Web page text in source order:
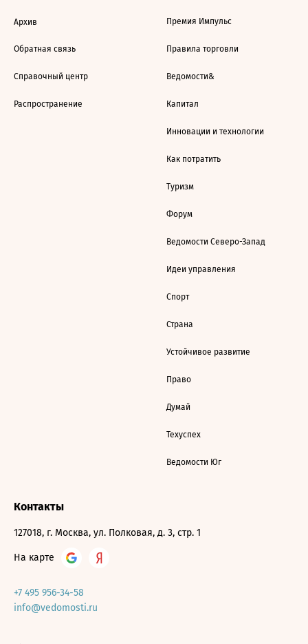
Архив
Обратная связь
Справочный центр
Распространение
Премия Импульс
Правила торговли
Ведомости&
Капитал
Инновации и технологии
Как потратить
Туризм
Форум
Ведомости Северо-Запад
Идеи управления
Спорт
Страна
Устойчивое развитие
Право
Думай
Техуспех
Ведомости Юг
Контакты
127018, г. Москва, ул. Полковая, д. 3, стр. 1
На карте
+7 495 956-34-58
info@vedomosti.ru